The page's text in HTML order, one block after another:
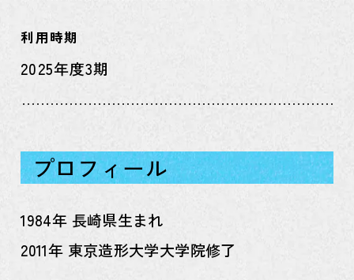
利用時期
2025年度3期
プロフィール
1984年 長崎県生まれ
2011年 東京造形大学大学院修了